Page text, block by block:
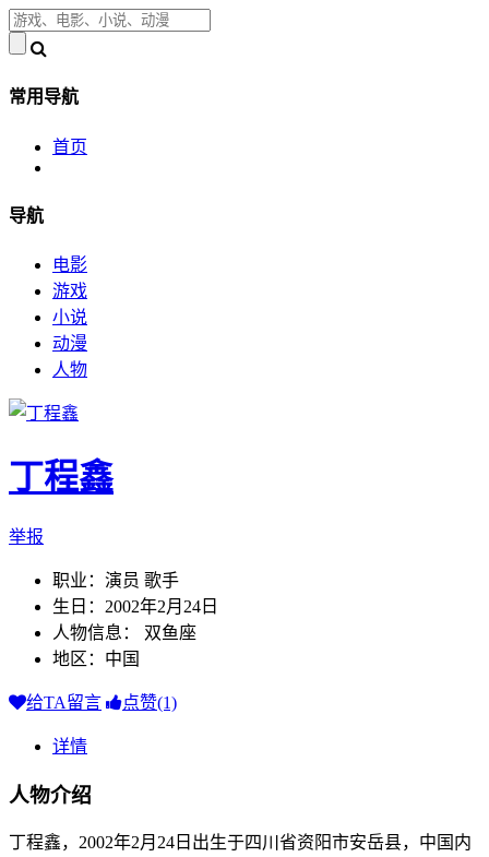
常用导航
首页
导航
电影
游戏
小说
动漫
人物
丁程鑫
举报
职业：演员 歌手
生日：2002年2月24日
人物信息： 双鱼座
地区：中国
给TA留言 点赞(1)
详情
人物介绍
丁程鑫，2002年2月24日出生于四川省资阳市安岳县，中国内